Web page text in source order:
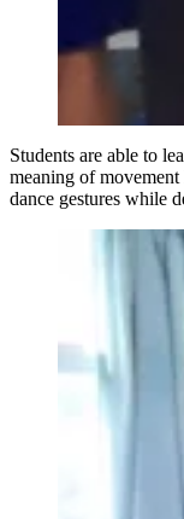
Students are able to
meaning of
dance gestures while